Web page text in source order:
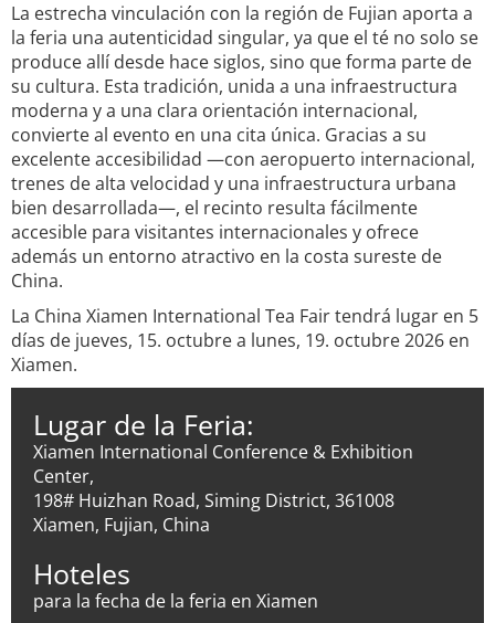
La estrecha vinculación con la región de Fujian aporta a
la feria una autenticidad singular, ya que el té no solo se
produce allí desde hace siglos, sino que forma parte de
su cultura. Esta tradición, unida a una infraestructura
moderna y a una clara orientación internacional,
convierte al evento en una cita única. Gracias a su
excelente accesibilidad —con aeropuerto internacional,
trenes de alta velocidad y una infraestructura urbana
bien desarrollada—, el recinto resulta fácilmente
accesible para visitantes internacionales y ofrece
además un entorno atractivo en la costa sureste de
China.
La China Xiamen International Tea Fair tendrá lugar en 5
días de jueves, 15. octubre a lunes, 19. octubre 2026 en
Xiamen.
Lugar de la Feria:
Xiamen International Conference & Exhibition
Center,
198# Huizhan Road, Siming District, 361008
Xiamen, Fujian, China
Hoteles
para la fecha de la feria en Xiamen